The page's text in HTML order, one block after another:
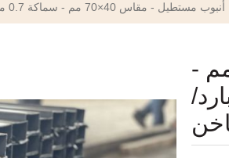
أنبوب مستطيل - مقاس 40×70 مم - سماكة 0.7 مم - صاج مسحوب على البارد/الساخن
مستطيل - مقاس 40×70 مم -